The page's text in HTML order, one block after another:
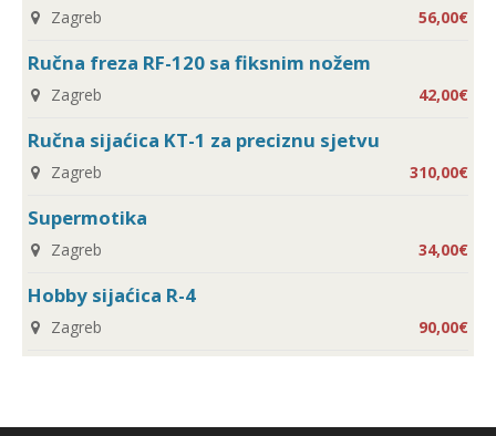
Zagreb 56,00€
Ručna freza RF-120 sa fiksnim nožem
Zagreb 42,00€
Ručna sijaćica KT-1 za preciznu sjetvu
Zagreb 310,00€
Supermotika
Zagreb 34,00€
Hobby sijaćica R-4
Zagreb 90,00€